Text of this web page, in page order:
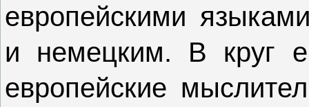
европейскими
и немецким. В круг
европейские